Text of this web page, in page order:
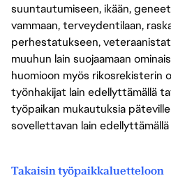
suuntautumiseen, ikään,
vammaan, terveydentilaan,
perhestatukseen,
muuhun lain suojaamaan
huomioon myös rikosrekisterin
työnhakijat lain edellyttämällä
työpaikan mukautuksia
sovellettavan lain edellyttämällä
Takaisin työpaikkaluetteloon